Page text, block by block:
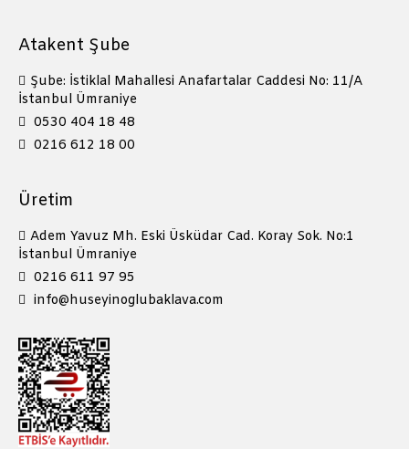
Atakent Şube
Şube: İstiklal Mahallesi Anafartalar Caddesi No: 11/A
İstanbul Ümraniye
0530 404 18 48
0216 612 18 00
Üretim
Adem Yavuz Mh. Eski Üsküdar Cad. Koray Sok. No:1
İstanbul Ümraniye
0216 611 97 95
info@huseyinoglubaklava.com